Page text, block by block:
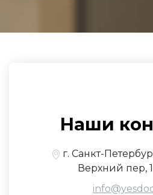
Наши
г. Санкт-
Верхний пер,